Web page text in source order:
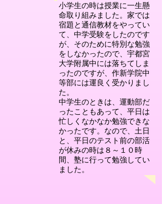
小学生の時は授業に一生懸
命取り組みました。家では
宿題と通信教材をやってい
て、中学受験をしたのです
が、そのために特別な勉強
をしなかったので、宇都宮
大学附属中には落ちてしま
ったのですが、作新学院中
等部には運良く受かりまし
た。
中学生のときは、運動部だ
ったこともあって、平日は
忙しくなかなか勉強できな
かったです。なので、土日
と、平日のテスト前の部活
が休みの時は８～１０時
間、塾に行って勉強してい
ました。